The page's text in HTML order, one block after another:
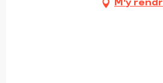
M'y